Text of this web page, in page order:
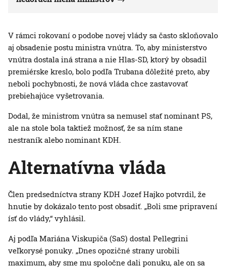
V rámci rokovaní o podobe novej vlády sa často skloňovalo
aj obsadenie postu ministra vnútra. To, aby ministerstvo
vnútra dostala iná strana a nie Hlas-SD, ktorý by obsadil
premiérske kreslo, bolo podľa Trubana dôležité preto, aby
neboli pochybnosti, že nová vláda chce zastavovať
prebiehajúce vyšetrovania.
Dodal, že ministrom vnútra sa nemusel stať nominant PS,
ale na stole bola taktiež možnosť, že sa ním stane
nestraník alebo nominant KDH.
Alternatívna vláda
Člen predsedníctva strany KDH Jozef Hajko potvrdil, že
hnutie by dokázalo tento post obsadiť. „Boli sme pripravení
ísť do vlády,“ vyhlásil.
Aj podľa Mariána Viskupiča (SaS) dostal Pellegrini
veľkorysé ponuky. „Dnes opozičné strany urobili
maximum, aby sme mu spoločne dali ponuku, ale on sa